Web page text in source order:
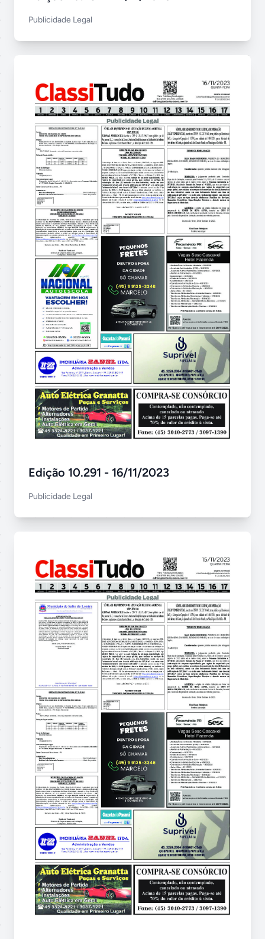
Publicidade Legal
Edição 10.291 - 16/11/2023
Publicidade Legal